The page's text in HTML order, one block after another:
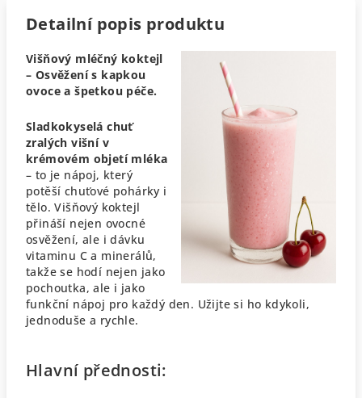
Detailní popis produktu
Višňový mléčný koktejl
– Osvěžení s kapkou
ovoce a špetkou péče.
Sladkokyselá chuť
zralých višní v
krémovém objetí mléka
– to je nápoj, který
potěší chuťové pohárky i
tělo. Višňový koktejl
přináší nejen ovocné
osvěžení, ale i dávku
vitaminu C a minerálů,
takže se hodí nejen jako
pochoutka, ale i jako
funkční nápoj pro každý den. Užijte si ho kdykoli,
jednoduše a rychle.
Hlavní přednosti: